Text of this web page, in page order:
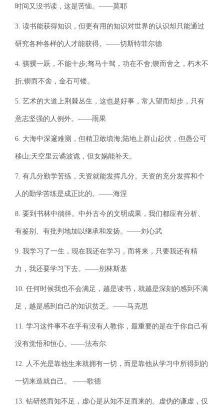
时间又没书读，这是苦恼。——莫耶
3. 读书能获得知识，但更有用的知识对世界的认识却只能通过
研究各种各样的人才能获得。——切斯特菲尔德
4. 骐骥一跃，不能十步;驽马十驾，功在不舍;锲而舍之，朽木不
折;锲而不舍，金石可镂。
5. 艺术的大道上荆棘丛生，这也是好事，常人望而却步，只有
意志坚强的人例外。——雨果
6. 大海中深邃难测，但精卫敢填海;陆地上群山起伏，但愚公可
移山;天空里云谲波诡，但女娲能补天。
7. 有几分勤学苦练，天资就能发挥几分。天资的充分发挥和个
人的勤学苦练是成正比的。——海涅
8. 要到书林中徜徉。中外古今的文明成果，我们都应有分析、
有鉴别、有批判地加以继承和发扬。——刘心武
9. 我学习了一生，现在我还在学习，而将来，只要我还有精
力，我还要学习下去。——别林斯基
10. 任何时候我也不会满足，越是读书，就越是深刻的感到不满
足，越是感到自己的知识贫乏。——马克思
11. 学习这件事不在乎有没有人教你，最重要的是在于你自己有
没有觉悟和恒心。——法布尔
12. 人不光是靠他生来就拥有一切，而是靠他从学习中所得到的
一切来造就自己。 ——歌德
13. 钻研然而知不足，虚心是从知不足而来的。虚伪的谦虚，仅